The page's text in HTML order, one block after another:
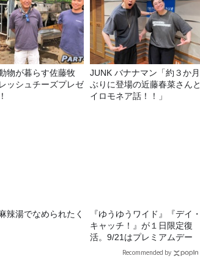
物が暮らす佐藤牧
ッシュチーズプレゼ
JUNK バナナマン「約３か月
ぶりに登場の近藤春菜さんと
イロモネア話！！」
辣湯でなめられたく
『ゆうゆうワイド』『デイ・
キャッチ！』が１日限定復
活。9/21はプレミアムデー
Recommended by